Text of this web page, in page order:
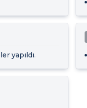
yapıldı.